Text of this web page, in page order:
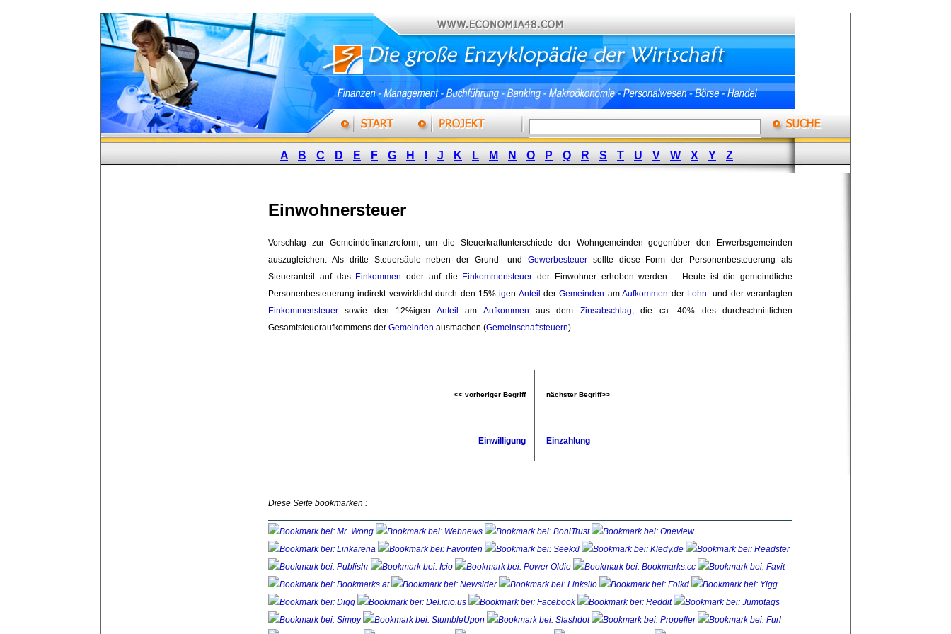
A B C D E F G H J K L M N O P Q R S T U V W X Y Z
Einwohnersteuer
Vorschlag zur Gemeindefinanzreform, um die Steuerkraftunterschiede der Wohngemeinden gegenüber den Erwerbsgemeinden
auszugleichen. Als dritte Steuersäule neben der Grund- und Gewerbesteuersollte diese Form der Personenbesteuerung als
Steueranteil auf das Einkommen oder auf die Einkommensteuer der Einwohner erhoben werden. - Heute ist die gemeindliche
Personenbesteuerung indirekt verwirklicht durch den 15%igen Anteil der Gemeinden am Aufkommen der Lohn- und der veranlagten
Einkommensteuer sowie den 12%igen Anteil am Aufkommen aus dem Zinsabschlag, die ca. 40% des durchschnittlichen
Gesamtsteueraufkommens der Gemeinden ausmachen (Gemeinschaftsteuern).
<< vorheriger Begriff nächster Begriff>>
Einwilligung Einzahlung
Diese Seite bookmarken :